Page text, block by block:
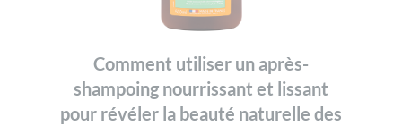
Comment utiliser un après-
shampoing nourrissant et lissant
pour révéler la beauté naturelle des